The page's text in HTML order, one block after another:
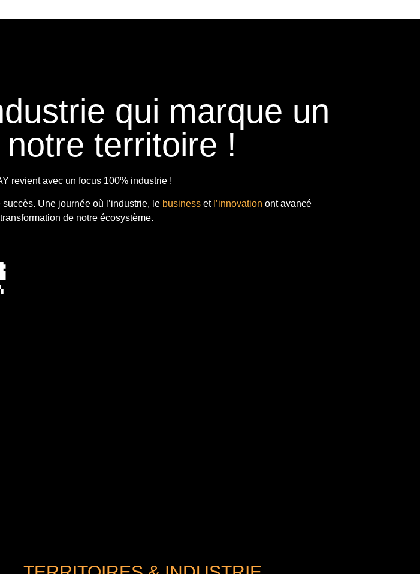
qui marque un
territoire !
revient avec un focus 100% industrie !
Une journée où l’industrie, le businesset l’innovation ont avancé
de notre écosystème.